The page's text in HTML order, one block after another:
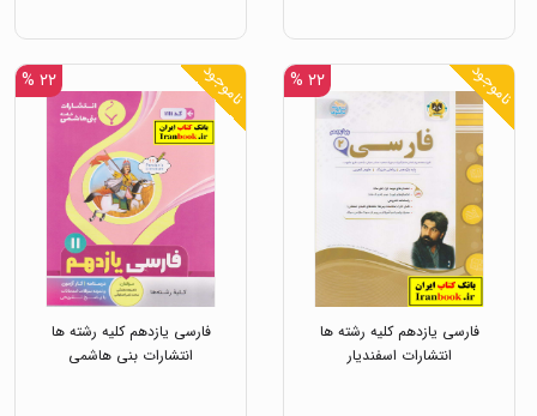
ناموجود ۲۲ %
فارسی یازدهم کلیه رشته ها
انتشارات اسفندیار
ناموجود ۲۲ %
فارسی یازدهم کلیه رشته ها
انتشارات بنی هاشمی